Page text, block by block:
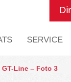
SERVICE
GT-Line – Foto 3